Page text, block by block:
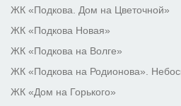
ЖК «Подкова. Дом на Цветочной»
ЖК «Подкова Новая»
ЖК «Подкова на Волге»
ЖК «Подкова на Родионова».
ЖК «Дом на Горького»